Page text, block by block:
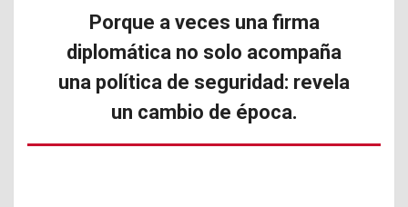
Porque a veces una firma
diplomática no solo acompaña
una política de seguridad: revela
un cambio de época.